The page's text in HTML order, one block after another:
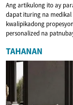
Ang artikulong ito ay
dapat ituring na medikal
kwalipikadong
personalized na
TAHANAN